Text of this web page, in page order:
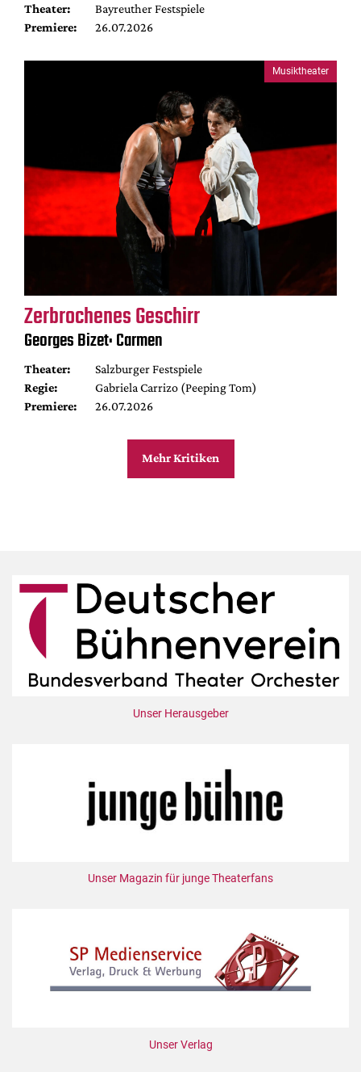
Theater:
Bayreuther Festspiele
Premiere:
26.07.2026
Musiktheater
Zerbrochenes Geschirr
Georges Bizet: Carmen
Theater:
Salzburger Festspiele
Regie:
Gabriela Carrizo (Peeping Tom)
Premiere:
26.07.2026
Mehr Kritiken
Unser Herausgeber
Unser Magazin für junge Theaterfans
Unser Verlag